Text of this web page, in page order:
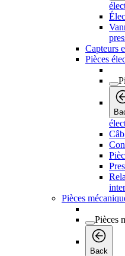
Capteurs
Pièces
Pièces
Pièces
Back